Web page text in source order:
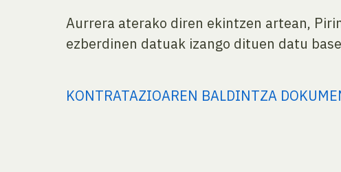
Aurrera aterako diren ekintzen artean,
ezberdinen datuak izango dituen datu
KONTRATAZIOAREN BALDINTZA